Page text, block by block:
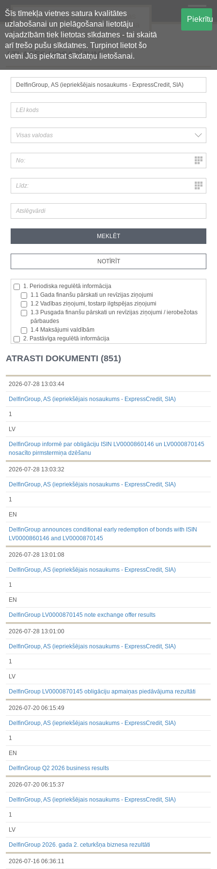
Šīs tīmekļa vietnes satura kvalitātes
uzlabošanai un pielāgošanai lietotāju
vajadzībām tiek lietotas sīkdatnes - tai skaitā
arī trešo pušu sīkdatnes. Turpinot lietot šo
vietni Jūs piekrītat sīkdatņu lietošanai.
Piekrītu
Oficiālā regulētās informācijas
centralizētā glabāšanas sistēma
ATLASES NOSACĪJUMI
1. Periodiska regulētā informācija
1.1 Gada finanšu pārskati un revīzijas ziņojumi
1.2 Vadības ziņojumi, tostarp ilgtspējas ziņojumi
1.3 Pusgada finanšu pārskati un revīzijas ziņojumi / ierobežotas
pārbaudes
1.4 Maksājumi valdībām
2. Pastāvīga regulētā informācija
2.2. Iekšējā informācija
2.3. Paziņojumi par būtisku akciju paketi
2.4. Emitenta paša akciju iegāde vai atsavināšana
2.5. Balsstiesību kopējais skaits un kapitāls
kategorijām
dalībvalsts tiesību aktiem
Līdz 2017.03.01
Finanšu pārskati
Būtiski notikumi
Līdzdalības iegūšana vai zaudēšana
ATRASTI DOKUMENTI (851)
2026-07-28 13:03:44
DelfinGroup, AS (iepriekšējais nosaukums - ExpressCredit, SIA)
1
LV
DelfinGroup informē par obligāciju ISIN LV0000860146 un LV0000870145
nosacīto pirmstermiņa dzēšanu
2026-07-28 13:03:32
DelfinGroup, AS (iepriekšējais nosaukums - ExpressCredit, SIA)
1
EN
DelfinGroup announces conditional early redemption of bonds with ISIN
LV0000860146 and LV0000870145
2026-07-28 13:01:08
DelfinGroup, AS (iepriekšējais nosaukums - ExpressCredit, SIA)
1
EN
DelfinGroup LV0000870145 note exchange offer results
2026-07-28 13:01:00
DelfinGroup, AS (iepriekšējais nosaukums - ExpressCredit, SIA)
1
LV
DelfinGroup LV0000870145 obligāciju apmaiņas piedāvājuma rezultāti
2026-07-20 06:15:49
DelfinGroup, AS (iepriekšējais nosaukums - ExpressCredit, SIA)
1
EN
DelfinGroup Q2 2026 business results
2026-07-20 06:15:37
DelfinGroup, AS (iepriekšējais nosaukums - ExpressCredit, SIA)
1
LV
DelfinGroup 2026. gada 2. ceturkšņa biznesa rezultāti
2026-07-16 06:36:11